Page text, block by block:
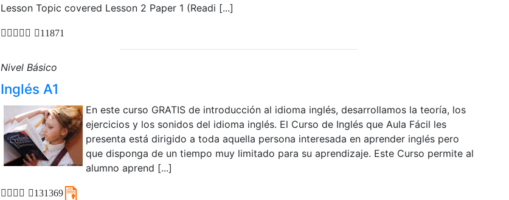
Lesson Topic covered Lesson 2 Paper 1 (Readi [...]
11871
Nivel Básico
Inglés A1
En este curso GRATIS de introducción al idioma inglés, desarrollamos la teoría, los
ejercicios y los sonidos del idioma inglés. El Curso de Inglés que Aula Fácil les
presenta está dirigido a toda aquella persona interesada en aprender inglés pero
que disponga de un tiempo muy limitado para su aprendizaje. Este Curso permite al
alumno aprend [...]
131369